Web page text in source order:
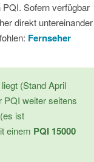
Sofern verfügbar
direkt untereinander
Fernseher
(Stand April
PQI weiter seitens
ist
einem PQI 15000